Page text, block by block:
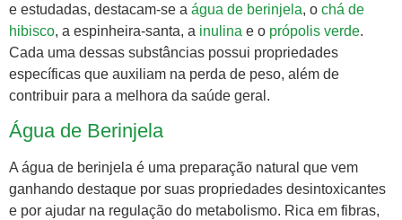
e estudadas, destacam-se a água de berinjela, o chá de
hibisco, a espinheira-santa, a inulina e o própolis verde.
Cada uma dessas substâncias possui propriedades
específicas que auxiliam na perda de peso, além de
contribuir para a melhora da saúde geral.
Água de Berinjela
A água de berinjela é uma preparação natural que vem
ganhando destaque por suas propriedades desintoxicantes
e por ajudar na regulação do metabolismo. Rica em fibras,